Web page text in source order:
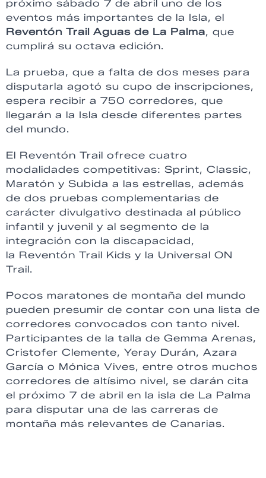
próximo sábado 7 de abril uno de los
eventos más importantes de la Isla, el
Reventón Trail Aguas de La Palma, que
cumplirá su octava edición.
La prueba, que a falta de dos meses para
disputarla agotó su cupo de inscripciones,
espera recibir a 750 corredores, que
llegarán a la Isla desde diferentes partes
del mundo.
El Reventón Trail ofrece cuatro
modalidades competitivas: Sprint, Classic,
Maratón y Subida a las estrellas, además
de dos pruebas complementarias de
carácter divulgativo destinada al público
infantil y juvenil y al segmento de la
integración con la discapacidad,
la Reventón Trail Kids y la Universal ON
Trail.
Pocos maratones de montaña del mundo
pueden presumir de contar con una lista de
corredores convocados con tanto nivel.
Participantes de la talla de Gemma Arenas,
Cristofer Clemente, Yeray Durán, Azara
García o Mónica Vives, entre otros muchos
corredores de altísimo nivel, se darán cita
el próximo 7 de abril en la isla de La Palma
para disputar una de las carreras de
montaña más relevantes de Canarias.